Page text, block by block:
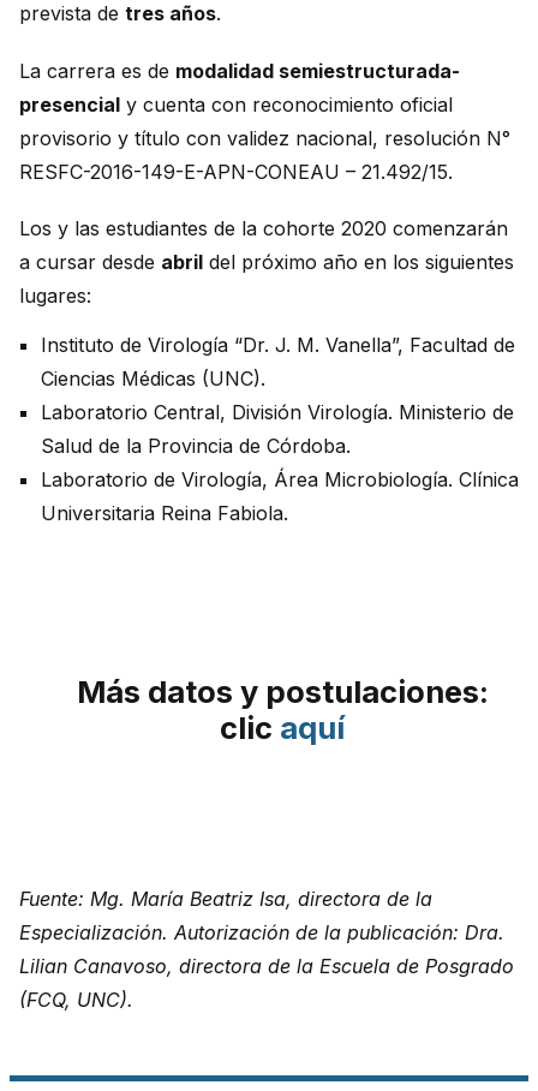
prevista de tres años.
La carrera es de modalidad semiestructurada-
presencial y cuenta con reconocimiento oficial
provisorio y título con validez nacional, resolución N°
RESFC-2016-149-E-APN-CONEAU – 21.492/15.
Los y las estudiantes de la cohorte 2020 comenzarán
a cursar desde abril del próximo año en los siguientes
lugares:
Instituto de Virología “Dr. J. M. Vanella”, Facultad de
Ciencias Médicas (UNC).
Laboratorio Central, División Virología. Ministerio de
Salud de la Provincia de Córdoba.
Laboratorio de Virología, Área Microbiología. Clínica
Universitaria Reina Fabiola.
Más datos y postulaciones:
clic aquí
Fuente: Mg. María Beatriz Isa, directora de la
Especialización. Autorización de la publicación: Dra.
Lilian Canavoso, directora de la Escuela de Posgrado
(FCQ, UNC).